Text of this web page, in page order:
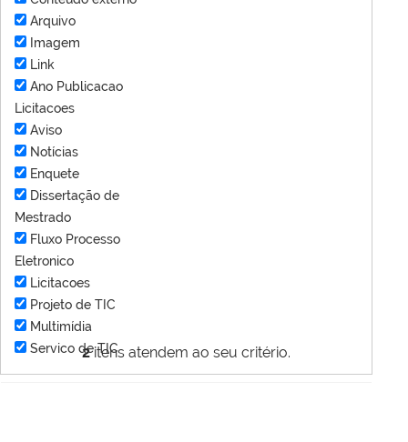
2itens atendem ao seu critério.
Arquivo
Imagem
Link
Ano Publicacao
Licitacoes
Aviso
Notícias
Enquete
Dissertação de
Mestrado
Fluxo Processo
Eletronico
Licitacoes
Projeto de TIC
Multimídia
Servico de TIC